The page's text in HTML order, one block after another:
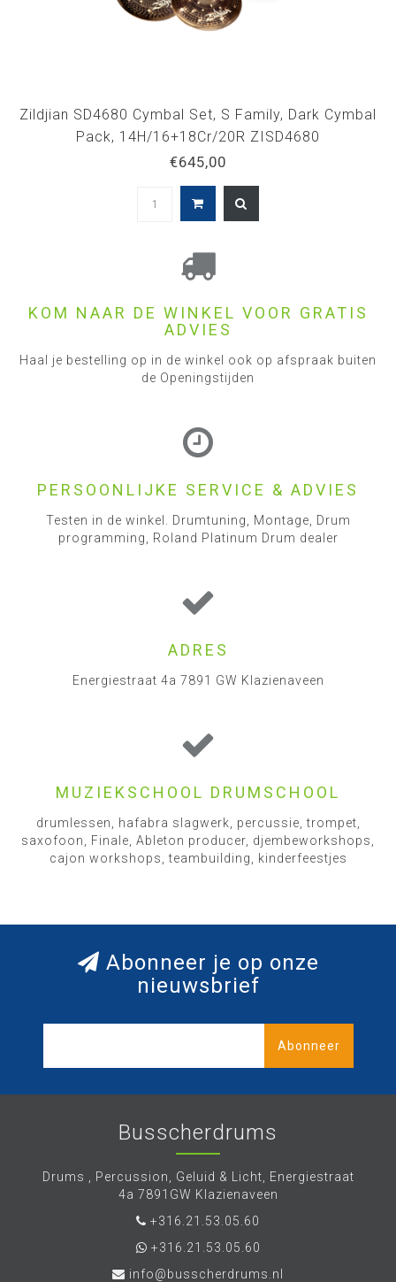
Zildjian SD4680 Cymbal Set, S Family, Dark Cymbal
Pack, 14H/16+18Cr/20R ZISD4680
€645,00
KOM NAAR DE WINKEL VOOR GRATIS
ADVIES
Haal je bestelling op in de winkel ook op afspraak buiten
de Openingstijden
PERSOONLIJKE SERVICE & ADVIES
Testen in de winkel. Drumtuning, Montage, Drum
programming, Roland Platinum Drum dealer
ADRES
Energiestraat 4a 7891 GW Klazienaveen
MUZIEKSCHOOL DRUMSCHOOL
drumlessen, hafabra slagwerk, percussie, trompet,
saxofoon, Finale, Ableton producer, djembeworkshops,
cajon workshops, teambuilding, kinderfeestjes
Abonneer je op onze
nieuwsbrief
Abonneer
Busscherdrums
Drums , Percussion, Geluid & Licht, Energiestraat
4a 7891GW Klazienaveen
+316.21.53.05.60
+316.21.53.05.60
info@busscherdrums.nl